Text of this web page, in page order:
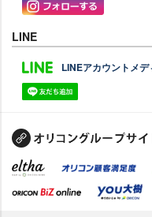
LINE
LINEアカウントメデ